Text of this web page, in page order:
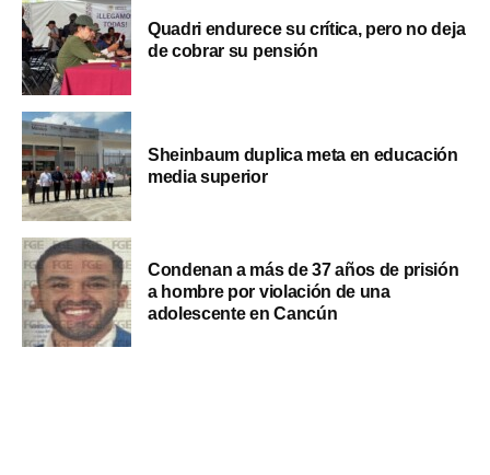
Quadri endurece su crítica, pero no deja
de cobrar su pensión
Sheinbaum duplica meta en educación
media superior
Condenan a más de 37 años de prisión
a hombre por violación de una
adolescente en Cancún